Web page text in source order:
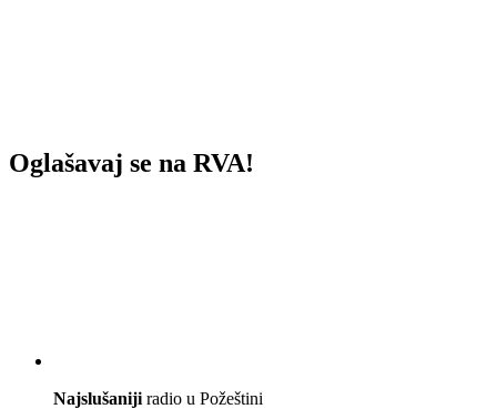
Oglašavaj se na RVA!
Najslušaniji radio u Požeštini